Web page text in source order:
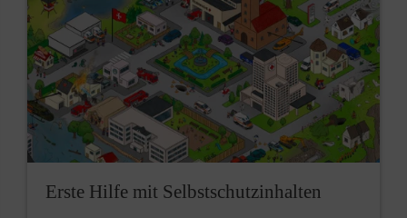
Erste Hilfe mit Selbstschutzinhalten